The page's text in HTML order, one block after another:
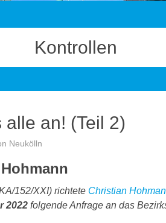
Kontrollen
an! (Teil 2)
Neukölln
152/XXI) richtete Christian
2022 folgende Anfrage an das